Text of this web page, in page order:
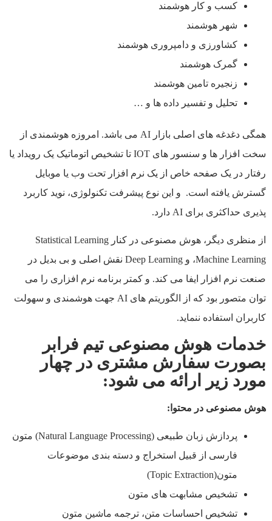
کسب و کار هوشمند
شهر هوشمند
کشاورزی و دامپروری هوشمند
گمرک هوشمند
زنجيره تامين هوشمند
تحليل و تفسير داده ها و …
همگی دغدغه های اصلی بازار AI می باشد. امروزه هوشمندی از
سخت افزار ها و سنسور های IOT تا تشخيص اتوماتيک يک رويداد يا
رفتار در يک صفحه خاص از يک نرم افزار تحت وب يا موبايل
گسترش يافته است. و اين نوع پيشرفت تکنولوژی، نويد کاربرد
پذيری حداکثری برای AI دارد.
از منظری ديگر، هوش مصنوعی در کنار Statistical Learning
،Machine Learning و Deep Learning نقش اصلی و بی بديل در
صنعت نرم افزار ايفا می کند. و کمتر برنامه نرم افزاری را می
توان متصور بود که از الگوريتم های AI جهت هوشمندی و سهولت
کاربران استفاده ننمايد.
خدمات هوش مصنوعی تيم فرابر
بصورت سفارش مشتری در چهار
مورد زیر ارائه می شود:
هوش مصنوعی در محتوا :
پردازش زبان طبيعی (Natural Language Processing) متون
فارسی از قبيل استخراج و دسته بندی موضوعات
متون(Topic Extraction)
تشخيص مشابهت های متون
تشخيص احساسات متن، ترجمه ماشين متون